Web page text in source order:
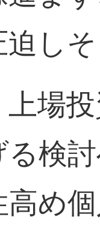
迫し
上場
る検
高め